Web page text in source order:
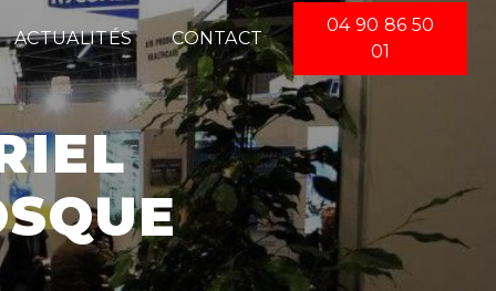
ACTUALITÉS CONTACT
04 90 86 50
01